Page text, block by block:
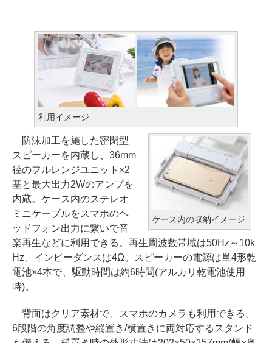
利用イメージ
ケース内の収納イメージ
防沫加工を施した密閉型
スピーカーを内蔵し、36mm
径のフルレンジユニット×2
基と最大出力2Wのアンプを
内蔵。ケース内のステレオ
ミニケーブルをスマホのヘ
ッドフォン出力に繋いで音
楽再生などに利用できる。再生周波数帯域は50Hz～10k
Hz、インピーダンスは4Ω。スピーカーの電源は単4形乾
電池×4本で、駆動時間は約6時間(アルカリ乾電池使用
時)。
背面はクリア素材で、スマホのカメラも利用できる。
6段階の角度調整や縦置き/横置きに両対応するスタンド